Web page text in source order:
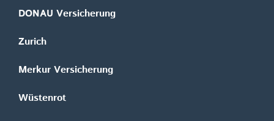
DONAU Versicherung
Zurich
Merkur Versicherung
Wüstenrot